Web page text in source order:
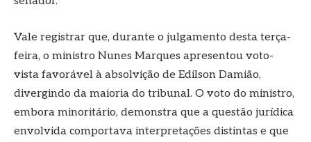
Vale registrar que, durante o julgamento desta terça-
feira, o ministro Nunes Marques apresentou voto-
vista favorável à absolvição de Edilson Damião,
divergindo da maioria do tribunal. O voto do ministro,
embora minoritário, demonstra que a questão jurídica
envolvida comportava interpretações distintas e que